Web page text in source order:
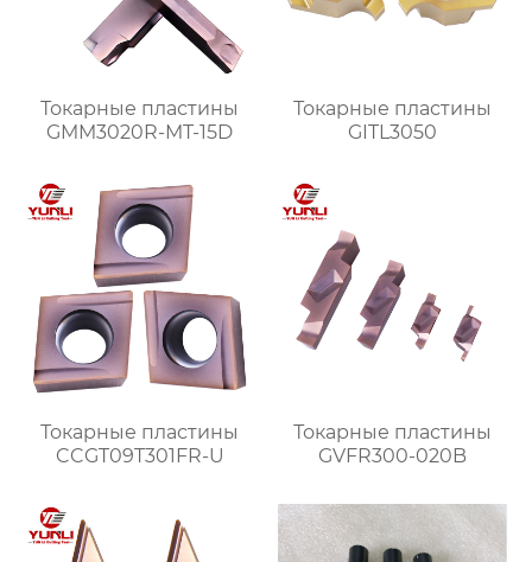
Токарные пластины
GMM3020R-MT-15D
Токарные пластины
GITL3050
Токарные пластины
CCGT09T301FR-U
Токарные пластины
GVFR300-020B